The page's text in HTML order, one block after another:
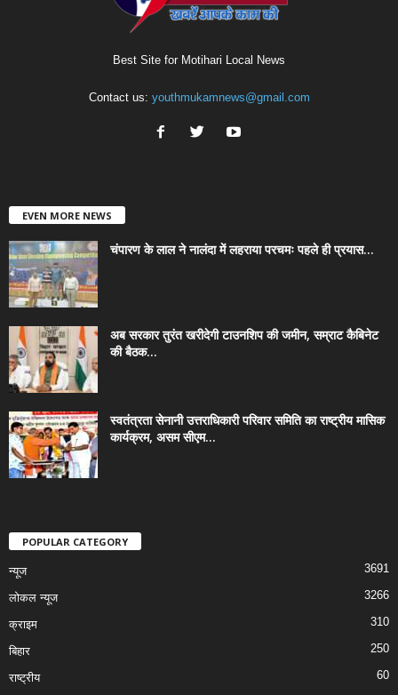
Best Site for Motihari Local News
Contact us: youthmukamnews@gmail.com
EVEN MORE NEWS
चंपारण के लाल ने नालंदा में लहराया परचमः पहले ही प्रयास...
अब सरकार तुरंत खरीदेगी टाउनशिप की जमीन, सम्राट कैबिनेट
की बैठक...
स्वतंत्रता सेनानी उत्तराधिकारी परिवार समिति का राष्ट्रीय मासिक
कार्यक्रम, असम सीएम...
POPULAR CATEGORY
न्यूज 3691
लोकल न्यूज 3266
क्राइम 310
बिहार 250
राष्ट्रीय 60